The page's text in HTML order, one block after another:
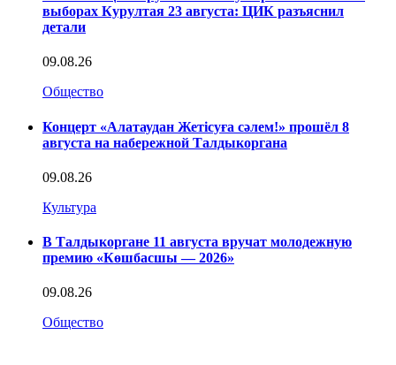
выборах Курултая 23 августа: ЦИК разъяснил
детали
09.08.26
Общество
Концерт «Алатаудан Жетісуға сәлем!» прошёл 8
августа на набережной Талдыкоргана
09.08.26
Культура
В Талдыкоргане 11 августа вручат молодежную
премию «Көшбасшы — 2026»
09.08.26
Общество